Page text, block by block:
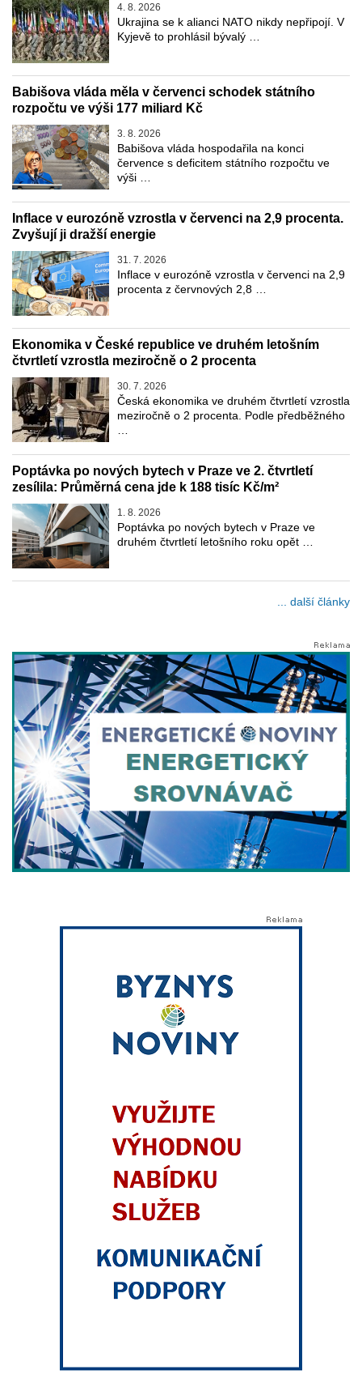
4. 8. 2026
Ukrajina se k alianci NATO nikdy nepřipojí. V
Kyjevě to prohlásil bývalý …
Babišova vláda měla v červenci schodek státního
rozpočtu ve výši 177 miliard Kč
3. 8. 2026
Babišova vláda hospodařila na konci
července s deficitem státního rozpočtu ve
výši …
Inflace v eurozóně vzrostla v červenci na 2,9 procenta.
Zvyšují ji dražší energie
31. 7. 2026
Inflace v eurozóně vzrostla v červenci na 2,9
procenta z červnových 2,8 …
Ekonomika v České republice ve druhém letošním
čtvrtletí vzrostla meziročně o 2 procenta
30. 7. 2026
Česká ekonomika ve druhém čtvrtletí vzrostla
meziročně o 2 procenta. Podle předběžného
Poptávka po nových bytech v Praze ve 2. čtvrtletí
zesílila: Průměrná cena jde k 188 tisíc Kč/m²
1. 8. 2026
Poptávka po nových bytech v Praze ve
druhém čtvrtletí letošního roku opět …
... další články